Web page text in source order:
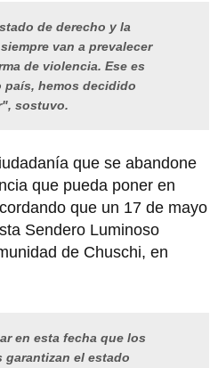
de derecho y la
van a prevalecer
de violencia. Ese es
país, hemos decidido
sostuvo.
que se abandone
que pueda poner en
que un 17 de mayo
Sendero Luminoso
de Chuschi, en
en esta fecha que los
garantizan el estado